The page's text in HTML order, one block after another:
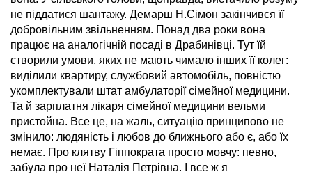
не піддатися шантажу. Демарш Н.Сімон закінчився її
добровільним звільненням. Понад два роки вона
працює на аналогічній посаді в Драбинівці. Тут їй
створили умови, яких не мають чимало інших її колег:
виділили квартиру, службовий автомобіль, повністю
укомплектували штат амбулаторії сімейної медицини.
Та й зарплатня лікаря сімейної медицини вельми
пристойна. Все це, на жаль, ситуацію принципово не
змінило: людяність і любов до ближнього або є, або їх
немає. Про клятву Гіппократа просто мовчу: певно,
забула про неї Наталія Петрівна. І все ж я